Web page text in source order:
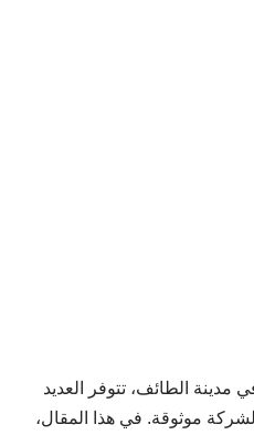
الطائف، تتوفر العديد
موثوقة. في هذا المقال،